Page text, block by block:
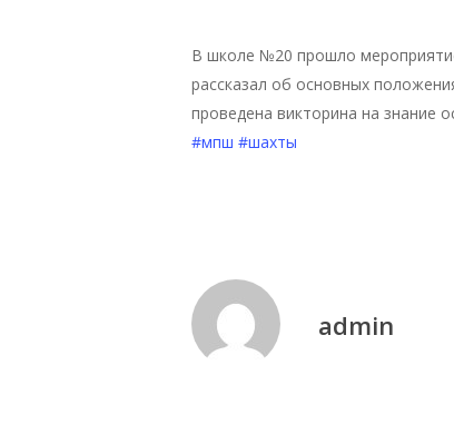
В школе №20 прошло
рассказал об основных
проведена викторина на знание
#мпш #шахты
admin